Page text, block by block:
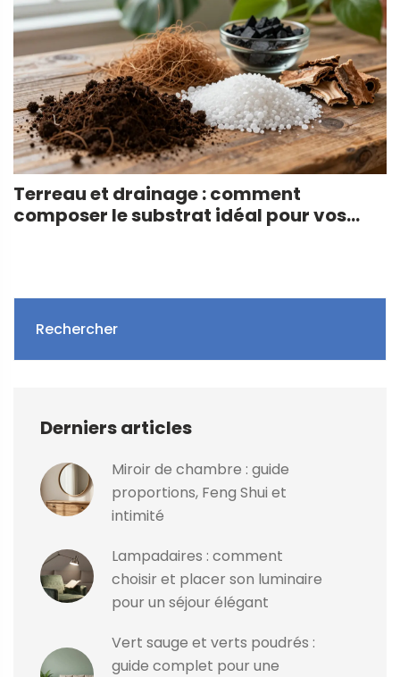
Terreau et drainage : comment
composer le substrat idéal pour vos
Rechercher
Derniers articles
Miroir de chambre : guide
proportions, Feng Shui et
intimité
Lampadaires : comment
choisir et placer son luminaire
pour un séjour élégant
Vert sauge et verts poudrés :
guide complet pour une